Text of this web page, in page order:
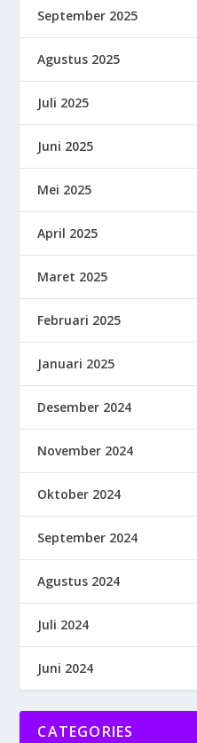
September 2025
Agustus 2025
Juli 2025
Juni 2025
Mei 2025
April 2025
Maret 2025
Februari 2025
Januari 2025
Desember 2024
November 2024
Oktober 2024
September 2024
Agustus 2024
Juli 2024
Juni 2024
CATEGORIES